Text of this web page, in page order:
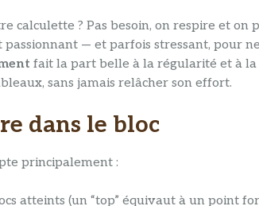
calculette ? Pas besoin, on respire et on
— et parfois stressant, pour
fait la part belle à la régularité et à la
sans jamais relâcher son effort.
dans le bloc
principalement :
atteints (un “top” équivaut à un point